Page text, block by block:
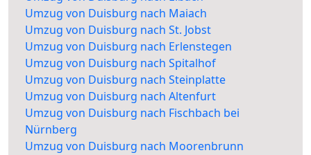
Umzug von Duisburg nach Maiach
Umzug von Duisburg nach St. Jobst
Umzug von Duisburg nach Erlenstegen
Umzug von Duisburg nach Spitalhof
Umzug von Duisburg nach Steinplatte
Umzug von Duisburg nach Altenfurt
Umzug von Duisburg nach Fischbach bei
Nürnberg
Umzug von Duisburg nach Moorenbrunn